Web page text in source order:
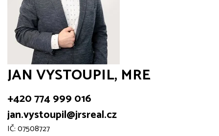
JAN VYSTOUPIL, MRE
+420 774 999 016
jan.vystoupil@jrsreal.cz
IČ: 07508727